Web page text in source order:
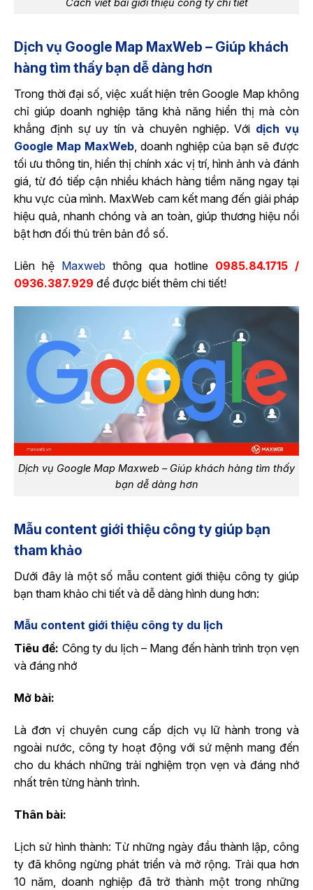
Dịch vụ Google Map MaxWeb – Giúp khách
hàng tìm thấy bạn dễ dàng hơn
Trong thời đại số, việc xuất hiện trên Google Map không
chỉ giúp doanh nghiệp tăng khả năng hiển thị mà còn
khẳng định sự uy tín và chuyên nghiệp. Với dịch vụ
Google Map MaxWeb, doanh nghiệp của bạn sẽ được
tối ưu thông tin, hiển thị chính xác vị trí, hình ảnh và đánh
giá, từ đó tiếp cận nhiều khách hàng tiềm năng ngay tại
khu vực của mình. MaxWeb cam kết mang đến giải pháp
hiệu quả, nhanh chóng và an toàn, giúp thương hiệu nổi
bật hơn đối thủ trên bản đồ số.
Liên hệ Maxweb thông qua hotline 0985.84.1715 /
0936.387.929 để được biết thêm chi tiết!
Dịch vụ Google Map Maxweb – Giúp khách hàng tìm thấy
bạn dễ dàng hơn
Mẫu content giới thiệu công ty giúp bạn
tham khảo
Dưới đây là một số mẫu content giới thiệu công ty giúp
bạn tham khảo chi tiết và dễ dàng hình dung hơn:
Mẫu content giới thiệu công ty du lịch
Tiêu đề: Công ty du lịch – Mang đến hành trình trọn vẹn
và đáng nhớ
Mở bài:
Là đơn vị chuyên cung cấp dịch vụ lữ hành trong và
ngoài nước, công ty hoạt động với sứ mệnh mang đến
cho du khách những trải nghiệm trọn vẹn và đáng nhớ
nhất trên từng hành trình.
Thân bài:
Lịch sử hình thành: Từ những ngày đầu thành lập, công
ty đã không ngừng phát triển và mở rộng. Trải qua hơn
10 năm, doanh nghiệp đã trở thành một trong những